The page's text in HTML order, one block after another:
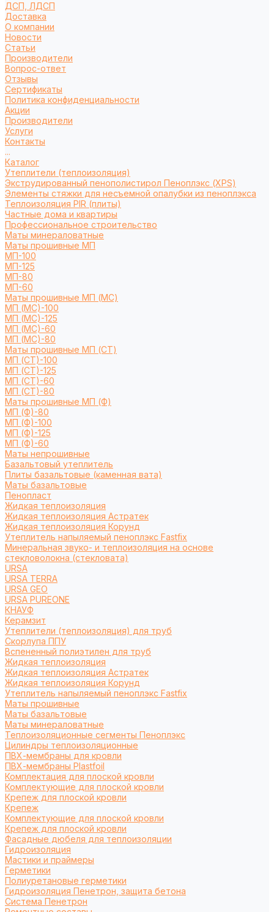
ДСП, ЛДСП
Доставка
О компании
Новости
Статьи
Производители
Вопрос-ответ
Отзывы
Сертификаты
Политика конфиденциальности
Акции
Производители
Услуги
Контакты
...
Каталог
Утеплители (теплоизоляция)
Экструдированный пенополистирол Пеноплэкс (XPS)
Элементы стяжки для несъемной опалубки из пеноплэкса
Теплоизоляция PIR (плиты)
Частные дома и квартиры
Профессиональное строительство
Маты минераловатные
Маты прошивные МП
МП-100
МП-125
МП-80
МП-60
Маты прошивные МП (МС)
МП (МС)-100
МП (МС)-125
МП (МС)-60
МП (МС)-80
Маты прошивные МП (СТ)
МП (СТ)-100
МП (СТ)-125
МП (СТ)-60
МП (СТ)-80
Маты прошивные МП (Ф)
МП (Ф)-80
МП (Ф)-100
МП (Ф)-125
МП (Ф)-60
Маты непрошивные
Базальтовый утеплитель
Плиты базальтовые (каменная вата)
Маты базальтовые
Пенопласт
Жидкая теплоизоляция
Жидкая теплоизоляция Астратек
Жидкая теплоизоляция Корунд
Утеплитель напыляемый пеноплэкс Fastfix
Минеральная звуко- и теплоизоляция на основе
стекловолокна (стекловата)
URSA
URSA TERRA
URSA GEO
URSA PUREONE
КНАУФ
Керамзит
Утеплители (теплоизоляция) для труб
Cкорлупа ППУ
Вспененный полиэтилен для труб
Жидкая теплоизоляция
Жидкая теплоизоляция Астратек
Жидкая теплоизоляция Корунд
Утеплитель напыляемый пеноплэкс Fastfix
Маты прошивные
Маты базальтовые
Маты минераловатные
Теплоизоляционные сегменты Пеноплэкс
Цилиндры теплоизоляционные
ПВХ-мембраны для кровли
ПВХ-мембраны Plastfoil
Комплектация для плоской кровли
Комплектующие для плоской кровли
Крепеж для плоской кровли
Крепеж
Комплектующие для плоской кровли
Крепеж для плоской кровли
Фасадные дюбеля для теплоизоляции
Гидроизоляция
Мастики и праймеры
Герметики
Полиуретановые герметики
Гидроизоляция Пенетрон, защита бетона
Система Пенетрон